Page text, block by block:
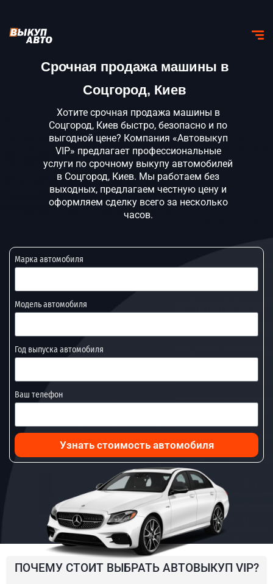
Срочная продажа машины в
Соцгород, Киев
Хотите срочная продажа машины в
Соцгород, Киев быстро, безопасно и по
выгодной цене? Компания «Автовыкуп
VIP» предлагает профессиональные
услуги по срочному выкупу автомобилей
в Соцгород, Киев. Мы работаем без
выходных, предлагаем честную цену и
оформляем сделку всего за несколько
часов.
Марка автомобиля
Модель автомобиля
Год выпуска автомобиля
Ваш телефон
Узнать стоимость автомобиля
ПОЧЕМУ СТОИТ ВЫБРАТЬ АВТОВЫКУП VIP?